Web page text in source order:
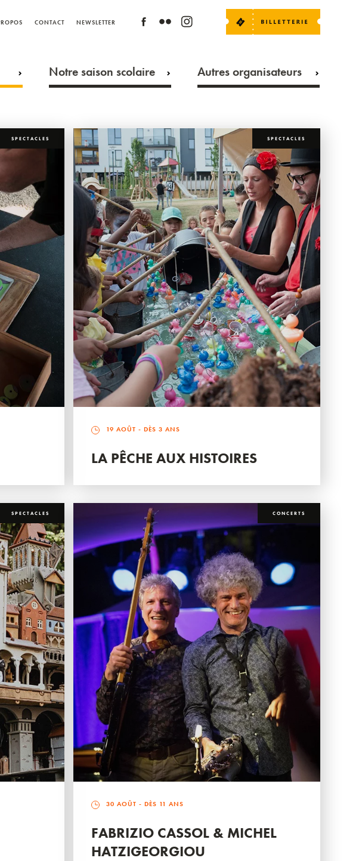
CONTACT NEWSLETTER
Notre saison scolaire Autres organisateurs
SPECTACLES SPECTACLES
19 AOÛT - DÈS 3 ANS
LA PÊCHE AUX HISTOIRES
SPECTACLES CONCERTS
30 AOÛT - DÈS 11 ANS
FABRIZIO CASSOL & MICHEL
HATZIGEORGIOU